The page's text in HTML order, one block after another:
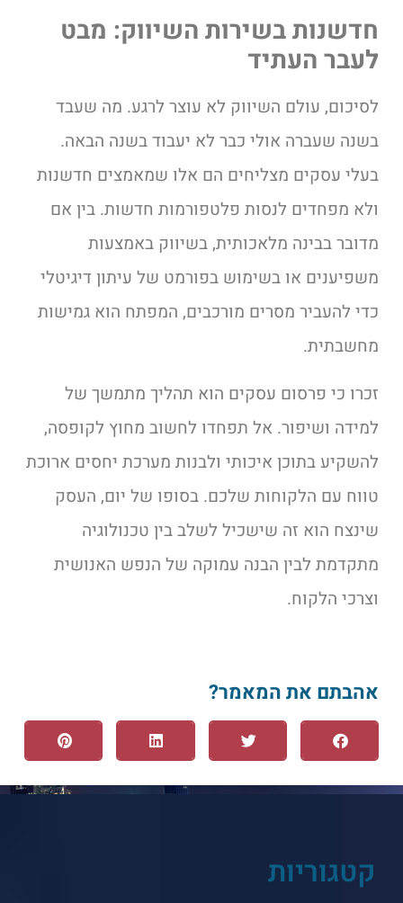
חדשנות בשירות השיווק: מבט
לעבר העתיד
לסיכום, עולם השיווק לא עוצר לרגע. מה שעבד
בשנה שעברה אולי כבר לא יעבוד בשנה הבאה.
בעלי עסקים מצליחים הם אלו שמאמצים חדשנות
ולא מפחדים לנסות פלטפורמות חדשות. בין אם
מדובר בבינה מלאכותית, בשיווק באמצעות
משפיענים או בשימוש בפורמט של עיתון דיגיטלי
כדי להעביר מסרים מורכבים, המפתח הוא גמישות
מחשבתית.
זכרו כי פרסום עסקים הוא תהליך מתמשך של
למידה ושיפור. אל תפחדו לחשוב מחוץ לקופסה,
להשקיע בתוכן איכותי ולבנות מערכת יחסים ארוכת
טווח עם הלקוחות שלכם. בסופו של יום, העסק
שינצח הוא זה שישכיל לשלב בין טכנולוגיה
מתקדמת לבין הבנה עמוקה של הנפש האנושית
וצרכי הלקוח.
אהבתם את המאמר?
קטגוריות